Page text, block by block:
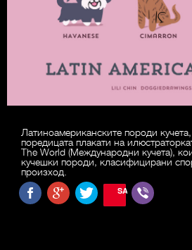
Латиноамериканските породи
поредицата плакати на
The World (Международни кучета),
кучешки породи, класифицирани
произход.
SAVE